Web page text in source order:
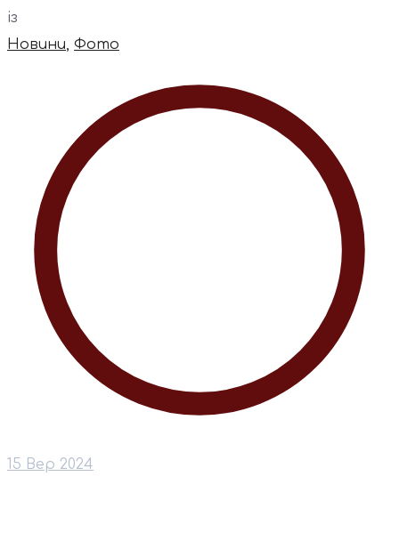
із
Новини Фото
15 Вер 2024